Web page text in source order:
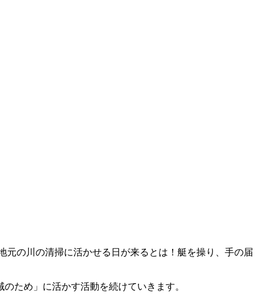
の川の清掃に活かせる日が来るとは！艇を操り、手の届
ため」に活かす活動を続けていきます。